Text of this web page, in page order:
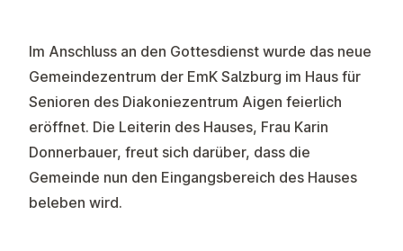
Im Anschluss an den Gottesdienst wurde das neue
Gemeindezentrum der EmK Salzburg im Haus für
Senioren des Diakoniezentrum Aigen feierlich
eröffnet. Die Leiterin des Hauses, Frau Karin
Donnerbauer, freut sich darüber, dass die
Gemeinde nun den Eingangsbereich des Hauses
beleben wird.